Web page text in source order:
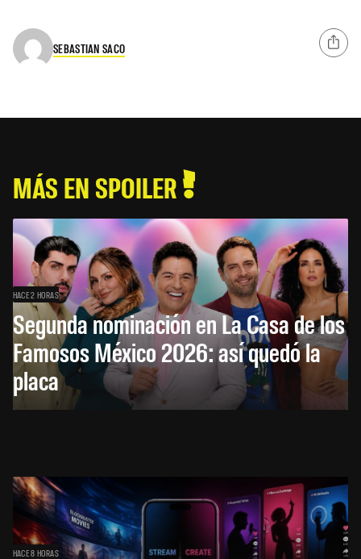
SEBASTIAN SACO
MÁS EN SPOILER
HACE 2 HORAS
Segunda nominación en La Casa de los
Famosos México 2026: así quedó la
placa
HACE 8 HORAS